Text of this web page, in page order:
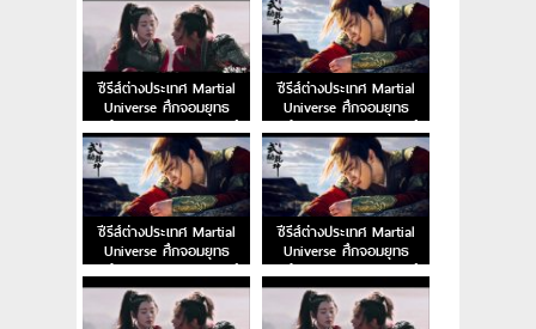
ซีรีส์ต่างประเทศ Martial
Universe ศึกจอมยุทธ
สะท้านพิภพ EP.36 พากย์
ไทย
ซีรีส์ต่างประเทศ Martial
Universe ศึกจอมยุทธ
สะท้านพิภพ EP.35 พากย์
ไทย
ซีรีส์ต่างประเทศ Martial
Universe ศึกจอมยุทธ
สะท้านพิภพ EP.34 พากย์
ไทย
ซีรีส์ต่างประเทศ Martial
Universe ศึกจอมยุทธ
สะท้านพิภพ EP.33 พากย์
ไทย